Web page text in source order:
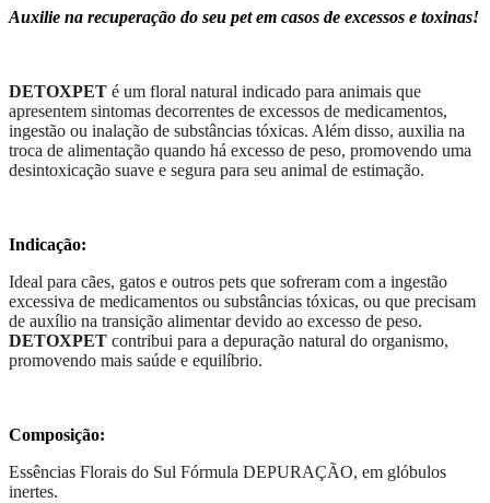
Auxilie na recuperação do seu pet em casos de excessos e toxinas!
DETOXPET é um floral natural indicado para animais que
apresentem sintomas decorrentes de excessos de medicamentos,
ingestão ou inalação de substâncias tóxicas. Além disso, auxilia na
troca de alimentação quando há excesso de peso, promovendo uma
desintoxicação suave e segura para seu animal de estimação.
Indicação:
Ideal para cães, gatos e outros pets que sofreram com a ingestão
excessiva de medicamentos ou substâncias tóxicas, ou que precisam
de auxílio na transição alimentar devido ao excesso de peso.
DETOXPET contribui para a depuração natural do organismo,
promovendo mais saúde e equilíbrio.
Composição:
Essências Florais do Sul Fórmula DEPURAÇÃO, em glóbulos
inertes.